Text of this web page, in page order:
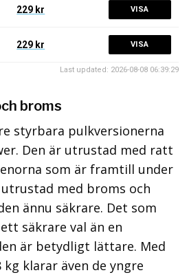
229 kr VISA
229 kr VISA
Last updated: 2026-08-08 06:39:29
broms
styrbara pulkversionerna
Den är utrustad med ratt
som är framtill under
med broms och
ännu säkrare. Det som
säkrare val än en
är betydligt lättare. Med
klarar även de yngre